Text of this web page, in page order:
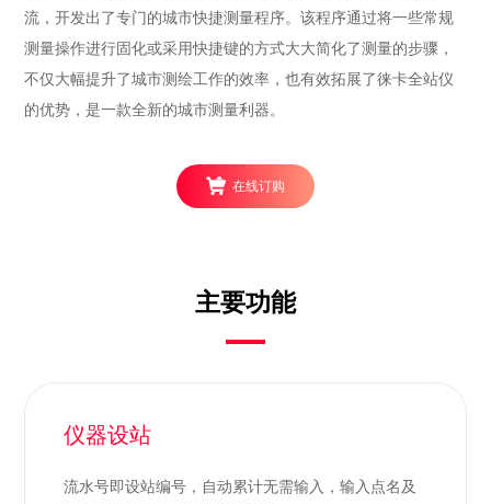
流，开发出了专门的城市快捷测量程序。该程序通过将一些常规
测量操作进行固化或采用快捷键的方式大大简化了测量的步骤，
不仅大幅提升了城市测绘工作的效率，也有效拓展了徕卡全站仪
的优势，是一款全新的城市测量利器。
在线订购
主要功能
仪器设站
流水号即设站编号，自动累计无需输入，输入点名及